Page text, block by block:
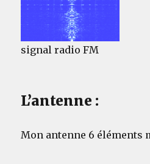
signal radio FM
L’antenne :
Mon antenne 6 éléments